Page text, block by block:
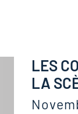
LES
LA